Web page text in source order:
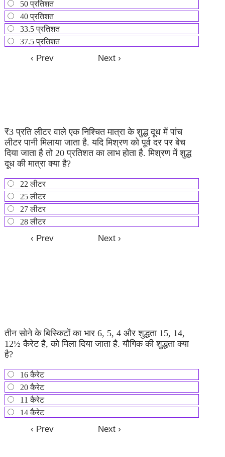
50 प्रतिशत
40 प्रतिशत
33.5 प्रतिशत
37.5 प्रतिशत
₹3 प्रति लीटर वाले एक निश्चित मात्रा के शुद्ध दूध में पांच
लीटर पानी मिलाया जाता है. यदि मिश्रण को पूर्व दर पर बेच
दिया जाता है तो 20 प्रतिशत का लाभ होता है. मिश्रण में शुद्ध
दूध की मात्रा क्या है?
22 लीटर
25 लीटर
27 लीटर
28 लीटर
तीन सोने के बिस्किटों का भार 6, 5, 4 और शुद्धता 15, 14,
12½ कैरेट है, को मिला दिया जाता है. यौगिक की शुद्धता क्या
है?
16 कैरेट
20 कैरेट
11 कैरेट
14 कैरेट